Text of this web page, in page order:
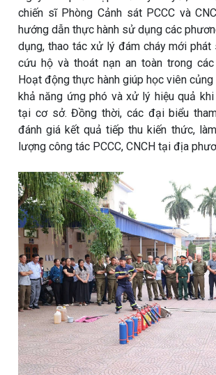
chiến sĩ Phòng Cảnh sát PCCC và
hướng dẫn thực hành sử dụng các
dụng, thao tác xử lý đám cháy mới phát
cứu hộ và thoát nạn an toàn trong
Hoạt động thực hành giúp học viên
khả năng ứng phó và xử lý hiệu quả
tại cơ sở. Đồng thời, các đại biểu
đánh giá kết quả tiếp thu kiến thức,
lượng công tác PCCC, CNCH tại địa